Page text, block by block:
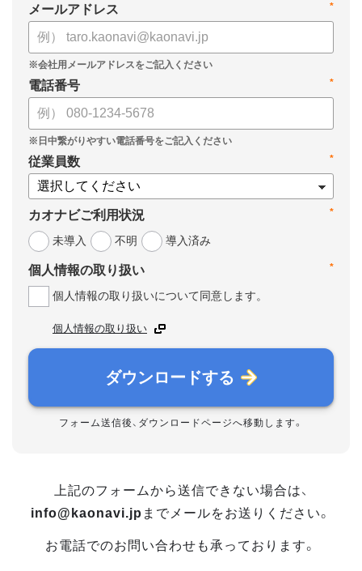
*
メールアドレス
*
電話番号
*
従業員数
*
カオナビご利用状況
未導入
不明 導入済み
*
個人情報の取り扱い
個人情報の取り扱いについて同意します。
個人情報の取り扱い
ダウンロードする
フォーム送信後、ダウンロードページへ移動します。
上記のフォームから送信できない場合は、
info@kaonavi.jp までメールをお送りください。
お電話でのお問い合わせも承っております。